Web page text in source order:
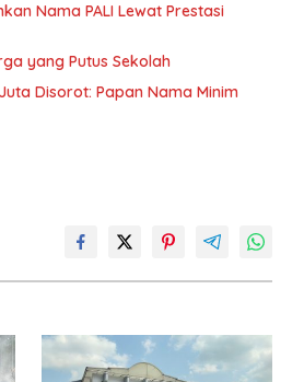
Nama PALI Lewat Prestasi
yang Putus Sekolah
Disorot: Papan Nama Minim